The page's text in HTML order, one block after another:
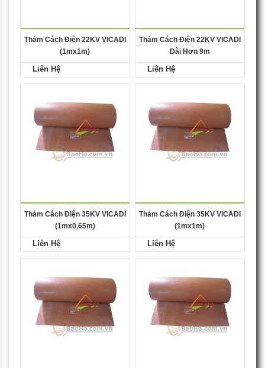
Thảm Cách Điện 22KV VICADI
(1mx1m)
Liên Hệ
Thảm Cách Điện 22KV VICADI
Dài Hơn 9m
Liên Hệ
Thảm Cách Điện 35KV VICADI
(1mx0,65m)
Liên Hệ
Thảm Cách Điện 35KV VICADI
(1mx1m)
Liên Hệ